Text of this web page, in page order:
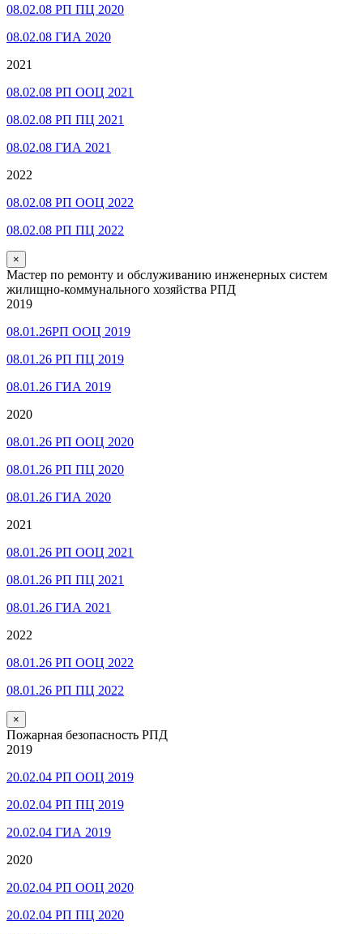
08.02.08 РП ПЦ 2020
08.02.08 ГИА 2020
2021
08.02.08 РП ООЦ 2021
08.02.08 РП ПЦ 2021
08.02.08 ГИА 2021
2022
08.02.08 РП ООЦ 2022
08.02.08 РП ПЦ 2022
×
Мастер по ремонту и обслуживанию инженерных систем
жилищно-коммунального хозяйства РПД
2019
08.01.26РП ООЦ 2019
08.01.26 РП ПЦ 2019
08.01.26 ГИА 2019
2020
08.01.26 РП ООЦ 2020
08.01.26 РП ПЦ 2020
08.01.26 ГИА 2020
2021
08.01.26 РП ООЦ 2021
08.01.26 РП ПЦ 2021
08.01.26 ГИА 2021
2022
08.01.26 РП ООЦ 2022
08.01.26 РП ПЦ 2022
×
Пожарная безопасность РПД
2019
20.02.04 РП ООЦ 2019
20.02.04 РП ПЦ 2019
20.02.04 ГИА 2019
2020
20.02.04 РП ООЦ 2020
20.02.04 РП ПЦ 2020